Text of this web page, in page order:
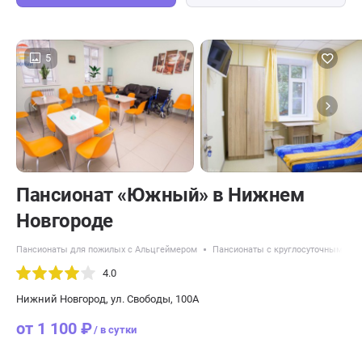
5
Пансионат «Южный» в Нижнем
Новгороде
Пансионаты для пожилых с Альцгеймером Пансионаты с круглосуточным
4.0
Нижний Новгород, ул. Свободы, 100А
от 1 100 ₽/ в сутки